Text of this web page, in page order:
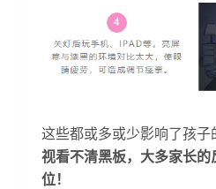
这些都或多或少影响了孩子
视看不清黑板，大多家长的
位！